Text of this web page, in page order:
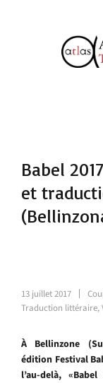
Babel
et
13 juillet 2017
Traduction littéraire,
À Bellinzone
édition Festival
l’au-delà,